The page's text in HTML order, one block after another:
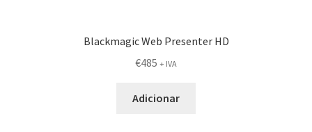
Blackmagic Web Presenter HD
€485 + IVA
Adicionar